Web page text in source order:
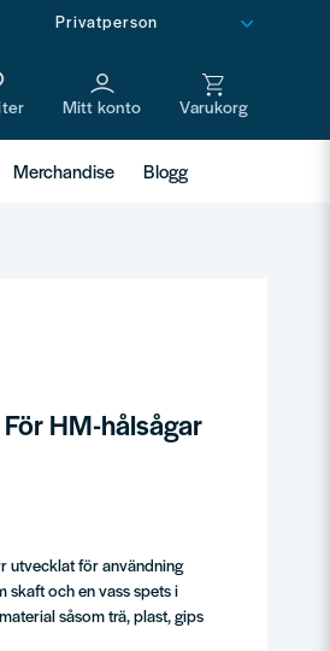
Merchandise Blogg
HM-hålsågar
utvecklat för användning
skaft och en vass spets i
såsom trä, plast, gips